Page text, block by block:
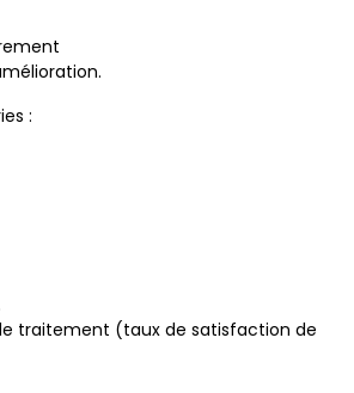
:
traitement (taux de satisfaction de